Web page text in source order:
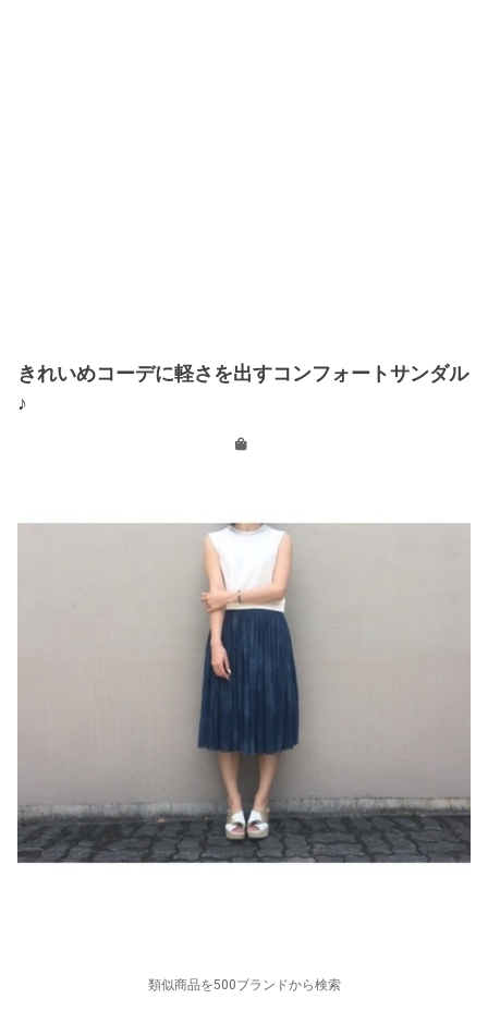
きれいめコーデに軽さを出すコンフォートサンダル
♪
類似商品を500ブランドから検索